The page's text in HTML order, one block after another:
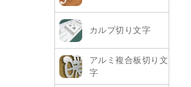
カルプ切り文字
アルミ複合板切り文
字